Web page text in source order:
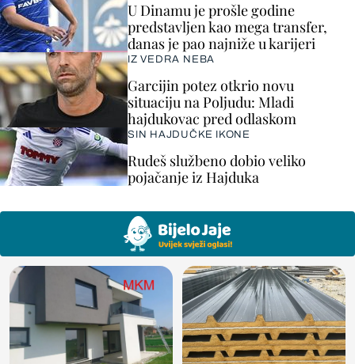
U Dinamu je prošle godine
predstavljen kao mega transfer,
danas je pao najniže u karijeri
IZ VEDRA NEBA
Garcijin potez otkrio novu
situaciju na Poljudu: Mladi
hajdukovac pred odlaskom
SIN HAJDUČKE IKONE
Rudeš službeno dobio veliko
pojačanje iz Hajduka